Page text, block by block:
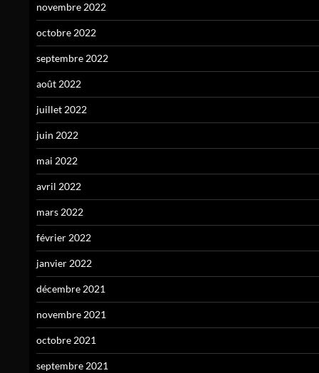
novembre 2022
octobre 2022
septembre 2022
août 2022
juillet 2022
juin 2022
mai 2022
avril 2022
mars 2022
février 2022
janvier 2022
décembre 2021
novembre 2021
octobre 2021
septembre 2021